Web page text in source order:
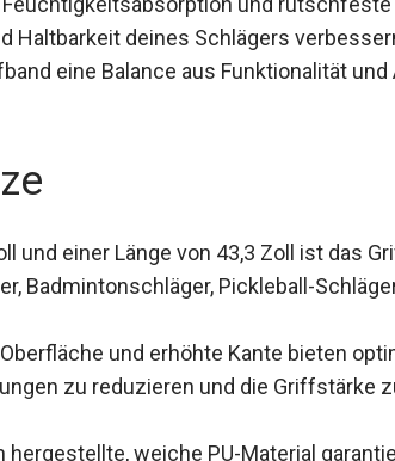
und Haltbarkeit deines
dieses Griffband eine Balance aus
und einer Länge von 43,3 Zoll ist das
Badmintonschläger, Pickleball-
und erhöhte Kante bieten
zu reduzieren und die Griffstärke
weiche PU-Material